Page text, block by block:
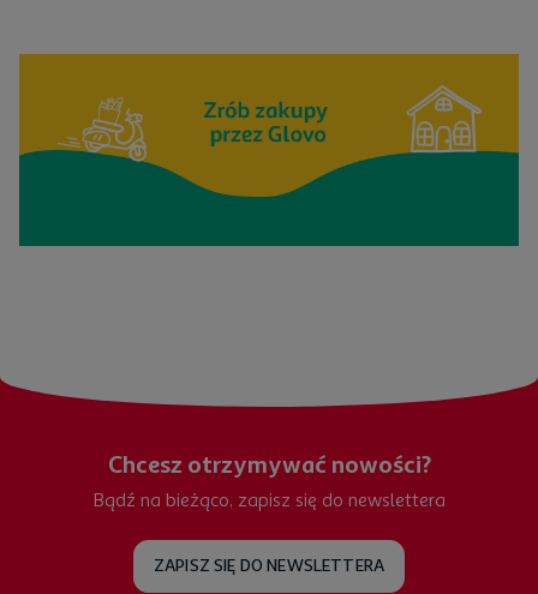
Chcesz otrzymywać nowości?
Bądź na bieżąco, zapisz się do newslettera
ZAPISZ SIĘ DO NEWSLETTERA